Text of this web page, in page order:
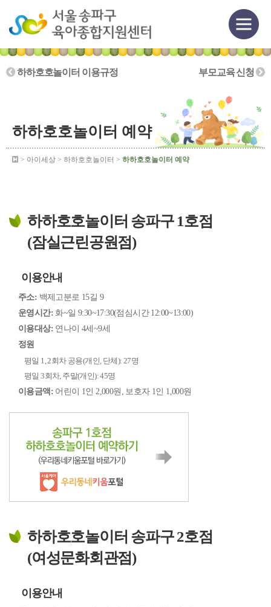
하하호호놀이터 이용규정 부모교육 신청
하하호호놀이터 예약
> 아이세상 > 하하호호놀이터 > 하하호호놀이터 예약
하하호호놀이터 송파구 1호점
(잠실근린공원점)
이용안내
주소: 백제고분로 15길 9
운영시간: 화~일 9:30~17:30(점심시간 12:00~13:00)
이용대상: 연나이 4세~9세
정원
평일 1, 2회차 공용(개인, 단체): 27명
평일 3회차, 주말(개인): 45명
이용금액: 어린이 1인 2,000원, 보호자 1인 1,000원
하하호호놀이터 송파구 2호점
(여성문화회관점)
이용안내